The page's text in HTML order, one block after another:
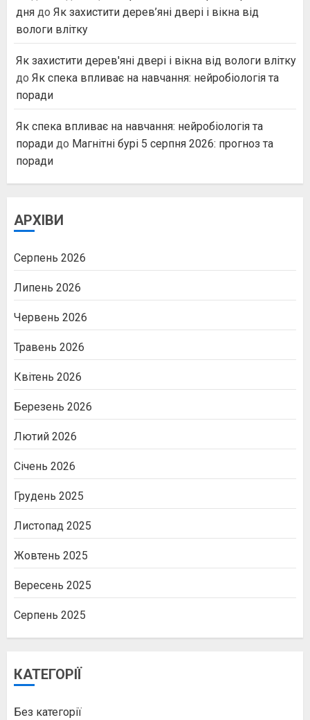
дня до Як захистити дерев’яні двері і вікна від
вологи влітку
Як захистити дерев'яні двері і вікна від вологи влітку
до Як спека впливає на навчання: нейробіологія та
поради
Як спека впливає на навчання: нейробіологія та
поради до Магнітні бурі 5 серпня 2026: прогноз та
поради
АРХІВИ
Серпень 2026
Липень 2026
Червень 2026
Травень 2026
Квітень 2026
Березень 2026
Лютий 2026
Січень 2026
Грудень 2025
Листопад 2025
Жовтень 2025
Вересень 2025
Серпень 2025
КАТЕГОРІЇ
Без категорії